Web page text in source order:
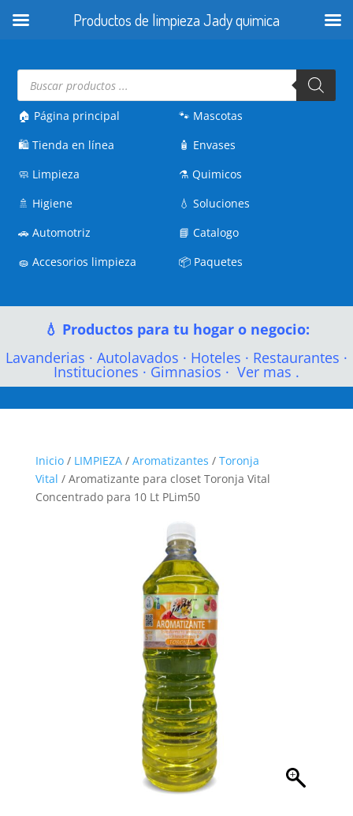
Búsqueda
productos
🏠 Página principal
🛍️Tienda en línea
🧼 Limpieza
🚿 Higiene
🚗Automotriz
🧽Accesorios limpieza
🐾 Mascotas
🧴 Envases
⚗️Quimicos
💧Soluciones
📘Catalogo
📦 Paquetes
💧 Productos para tu hogar o negocio:
Lavanderias · Autolavados · Hoteles · Restaurantes ·
Instituciones · Gimnasios · Ver mas .
Inicio/ LIMPIEZA/ Aromatizantes / Toronja
Vital / Aromatizante para closet Toronja Vital
Concentrado para 10 Lt PLim50
Productos de limpieza Jady quimica